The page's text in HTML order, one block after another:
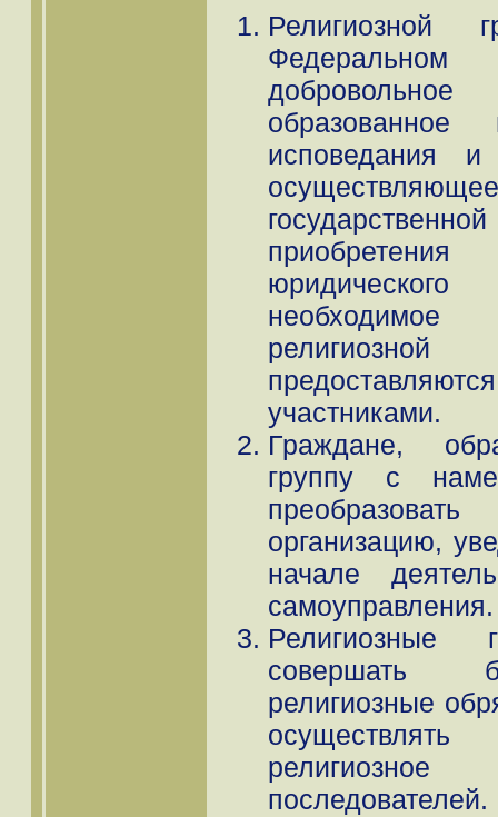
Религиозной
добровольное
исповедания и
участниками.
Граждане,
группу с
организацию,
начале
самоуправления.
совершать
религиозные
последователей.